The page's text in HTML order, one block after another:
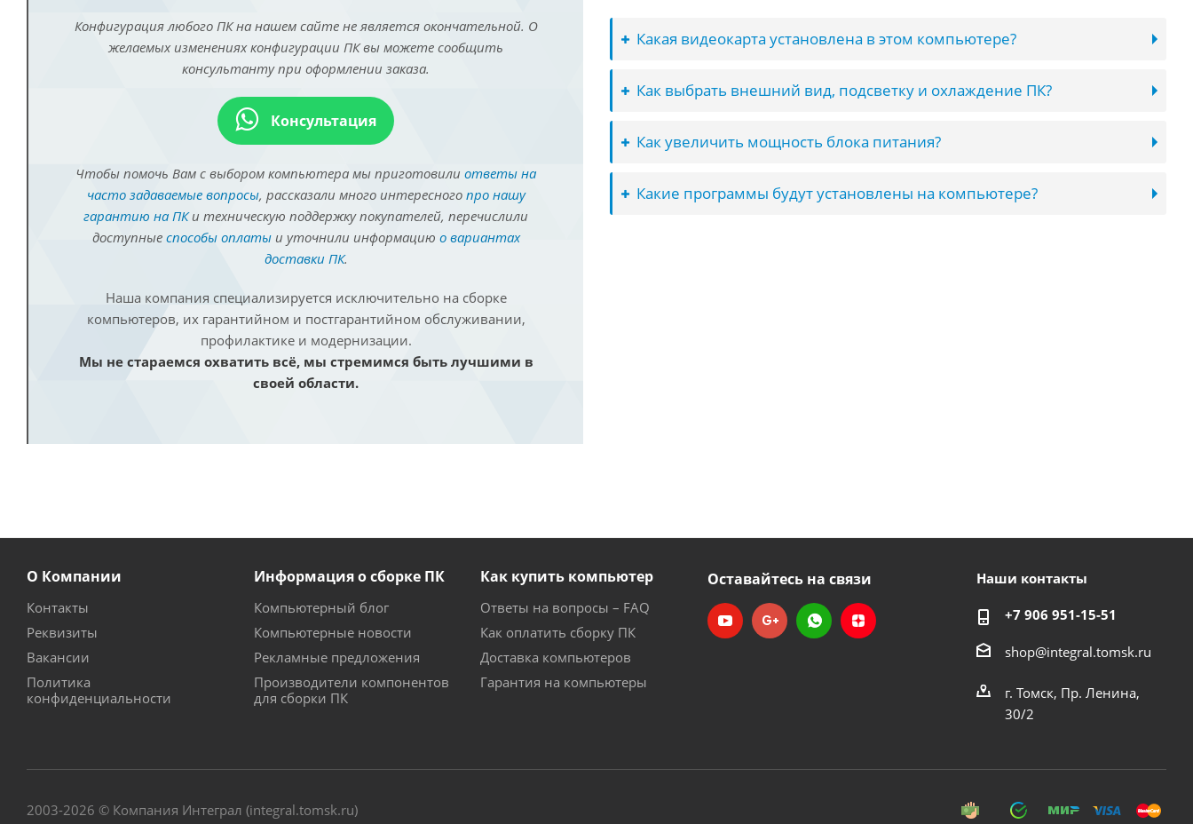
Конфигурация любого ПК на нашем сайте не является окончательной. О
желаемых изменениях конфигурации ПК вы можете сообщить
консультанту при оформлении заказа.
Консультация
Чтобы помочь Вам с выбором компьютера мы приготовили ответы на
часто задаваемые вопросы, рассказали много интересного про нашу
гарантию на ПКи техническую поддержку покупателей, перечислили
доступные способы оплатыи уточнили информацию о вариантах
доставки ПК.
Наша компания специализируется исключительно на сборке
компьютеров, их гарантийном и постгарантийном обслуживании,
профилактике и модернизации.
Мы не стараемся охватить всё, мы стремимся быть лучшими в
своей области.
Какая видеокарта установлена в этом компьютере?
Как выбрать внешний вид, подсветку и охлаждение ПК?
Как увеличить мощность блока питания?
Какие программы будут установлены на компьютере?
О Компании
Контакты
Реквизиты
Вакансии
Политика
конфиденциальности
Информация о сборке ПК
Компьютерный блог
Компьютерные новости
Рекламные предложения
Производители компонентов
для сборки ПК
Как купить компьютер
Ответы на вопросы – FAQ
Как оплатить сборку ПК
Доставка компьютеров
Гарантия на компьютеры
Оставайтесь на связи Наши контакты
+7 906 951-15-51
shop@integral.tomsk.ru
г. Томск, Пр. Ленина,
30/2
2003-2026 © Компания Интеграл (integral.tomsk.ru)